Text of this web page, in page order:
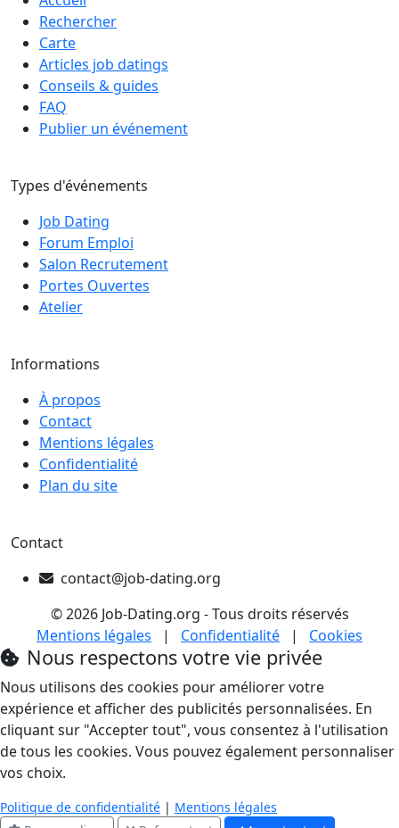
Rechercher
Carte
Articles job datings
Conseils & guides
FAQ
Publier un événement
Types d'événements
Job Dating
Forum Emploi
Salon Recrutement
Portes Ouvertes
Atelier
Informations
À propos
Contact
Mentions légales
Confidentialité
Plan du site
Contact
contact@job-dating.org
© 2026 Job-Dating.org - Tous droits réservés
Mentions légales
| Confidentialité | Cookies
Nous respectons votre vie privée
Nous utilisons des cookies pour améliorer votre
expérience et afficher des publicités personnalisées. En
cliquant sur "Accepter tout", vous consentez à l'utilisation
de tous les cookies. Vous pouvez également personnaliser
vos choix.
Politique de confidentialité | Mentions légales